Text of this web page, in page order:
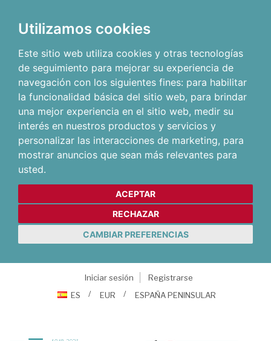
Utilizamos cookies
Este sitio web utiliza cookies y otras tecnologías
de seguimiento para mejorar su experiencia de
navegación con los siguientes fines: para habilitar
la funcionalidad básica del sitio web, para brindar
una mejor experiencia en el sitio web, medir su
interés en nuestros productos y servicios y
personalizar las interacciones de marketing, para
mostrar anuncios que sean más relevantes para
usted.
ACEPTAR
RECHAZAR
CAMBIAR PREFERENCIAS
Iniciar sesión
Registrarse
ES
EUR ESPAÑA PENINSULAR